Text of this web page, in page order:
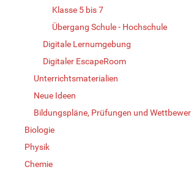
Klasse 5 bis 7
Übergang Schule - Hochschule
Digitale Lernumgebung
Digitaler EscapeRoom
Unterrichtsmaterialien
Neue Ideen
Bildungspläne, Prüfungen und
Biologie
Physik
Chemie